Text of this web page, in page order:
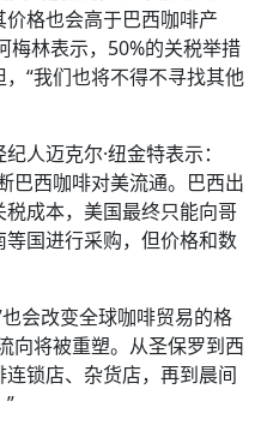
格也会高于巴西咖啡产
梅林表示，50%的关税举措
“我们也将不得不寻找其他
人迈克尔·纽金特表示：
巴西咖啡对美流通。巴西出
成本，美国最终只能向哥
国进行采购，但价格和数
会改变全球咖啡贸易的格
向将被重塑。从圣保罗到西
锁店、杂货店，再到晨间